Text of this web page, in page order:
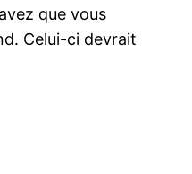
que vous
Celui-ci devrait